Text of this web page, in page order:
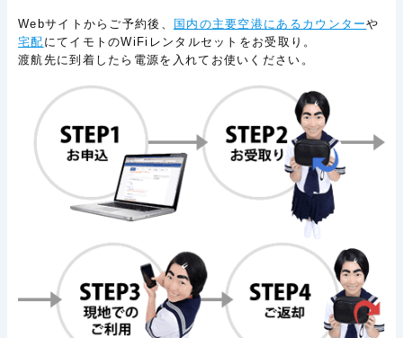
Webサイトからご予約後、 国内の主要空港にあるカウンターや
宅配 にてイモトのWiFiレンタルセットをお受取り。
渡航先に到着したら電源を入れてお使いください。